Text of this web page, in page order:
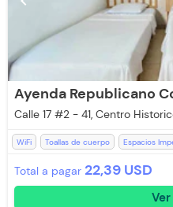
Ayenda Republicano
Calle 17 #2 - 41, Centro
WiFi Toallas de cuerpo
Espacios
Total a pagar 22,39 USD